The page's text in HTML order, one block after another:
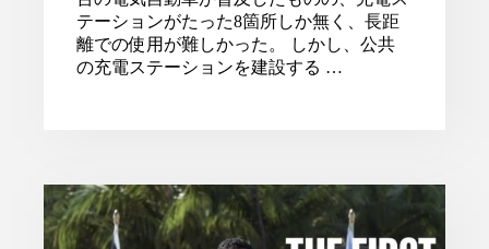
テーションがたった8箇所しか無く、長距
離での使用が難しかった。 しかし、公共
の充電ステーションを建設する …